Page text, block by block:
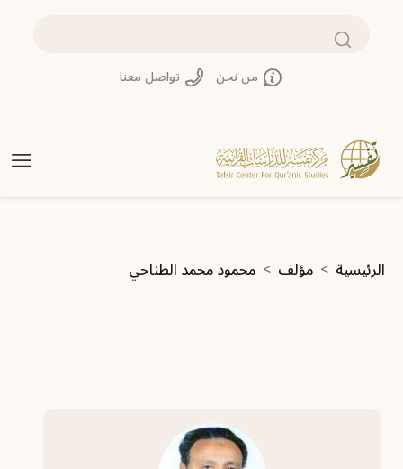
بحث
من نحن تواصل معنا
مسار التنقل
الرئيسية مؤلف محمود محمد الطناحي